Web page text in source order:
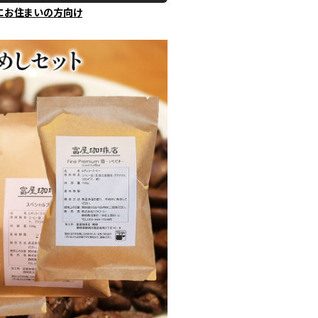
お住まいの方向け